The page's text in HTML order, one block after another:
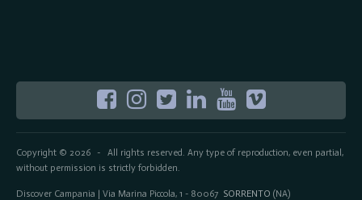
Copyright © 2026- All rights reserved. Any type of reproduction, even partial,
without permission is strictly forbidden.
Discover Campania | Via Marina Piccola, 1 - 80067 SORRENTO (NA)